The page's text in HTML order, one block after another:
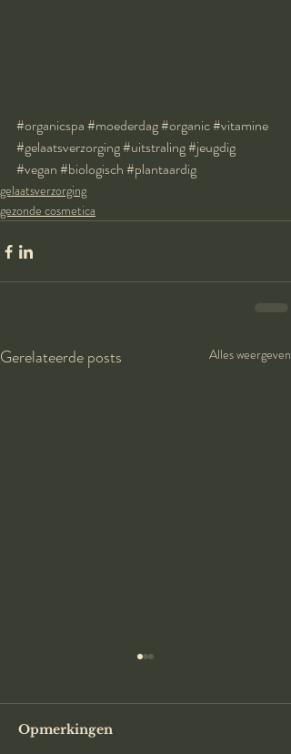
#organicspa#moederdag#organic#vitamine
#gelaatsverzorging#uitstraling#jeugdig
#vegan#biologisch#plantaardig
gelaatsverzorging
gezonde cosmetica
Gerelateerde posts Alles weergeven
Opmerkingen